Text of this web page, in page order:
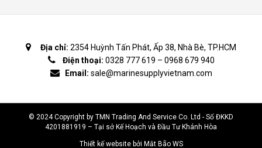
Địa chỉ: 2354 Huỳnh Tấn Phát, Ấp 38, Nhà Bè, TP.HCM
Điện thoại: 0328 777 619 – 0968 679 940
Email: sale@marinesupplyvietnam.com
© 2024 Copyright by TMN Trading And Service Co. Ltd - Số ĐKKD
4201881919 – Tại sở Kế Hoạch và Đầu Tư Khánh Hòa
Thiết kế website bởi Mắt Bão WS